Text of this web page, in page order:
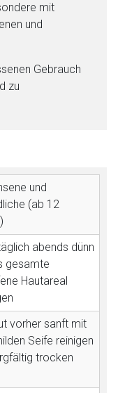
mit
und
Gebrauch
zu
und
(ab 12
abends dünn
gesamte
Hautareal
vorher sanft mit
Seife reinigen
trocken
eine externe Web-
dort ggf. andere